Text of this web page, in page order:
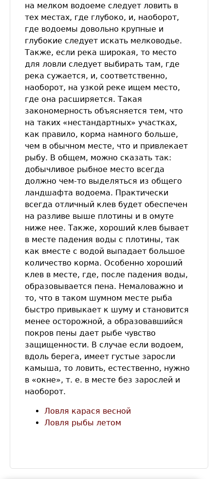
на мелком водоеме следует ловить в
тех местах, где глубоко, и, наоборот,
где водоемы довольно крупные и
глубокие следует искать мелководье.
Также, если река широкая, то место
для ловли следует выбирать там, где
река сужается, и, соответственно,
наоборот, на узкой реке ищем место,
где она расширяется. Такая
закономерность объясняется тем, что
на таких «нестандартных» участках,
как правило, корма намного больше,
чем в обычном месте, что и привлекает
рыбу. В общем, можно сказать так:
добычливое рыбное место всегда
должно чем-то выделяться из общего
ландшафта водоема. Практически
всегда отличный клев будет обеспечен
на разливе выше плотины и в омуте
ниже нее. Также, хороший клев бывает
в месте падения воды с плотины, так
как вместе с водой выпадает большое
количество корма. Особенно хороший
клев в месте, где, после падения воды,
образовывается пена. Немаловажно и
то, что в таком шумном месте рыба
быстро привыкает к шуму и становится
менее осторожной, а образовавшийся
покров пены дает рыбе чувство
защищенности. В случае если водоем,
вдоль берега, имеет густые заросли
камыша, то ловить, естественно, нужно
в «окне», т. е. в месте без зарослей и
наоборот.
Ловля карася весной
Ловля рыбы летом